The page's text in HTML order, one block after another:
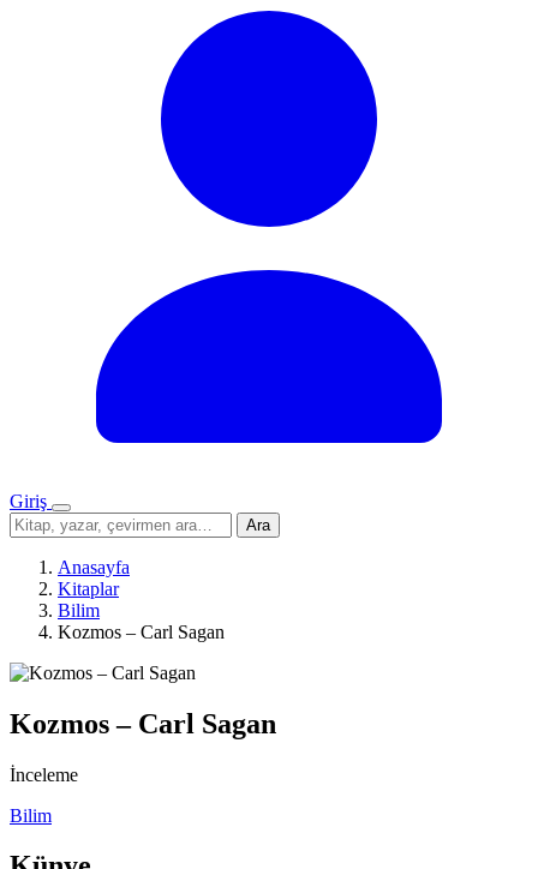
Giriş
Menü
Sitede
ara
Ara
Anasayfa
Kitaplar
Bilim
Kozmos – Carl Sagan
Kozmos – Carl Sagan
İnceleme
Bilim